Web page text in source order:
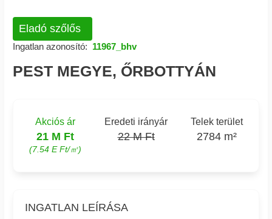
Eladó szőlős
Ingatlan azonosító: 11967_bhv
PEST MEGYE, ŐRBOTTYÁN
Akciós ár
21 M Ft
(7.54 E Ft/㎡)
Eredeti irányár
22 M Ft
Telek terület
2784 m²
INGATLAN LEÍRÁSA